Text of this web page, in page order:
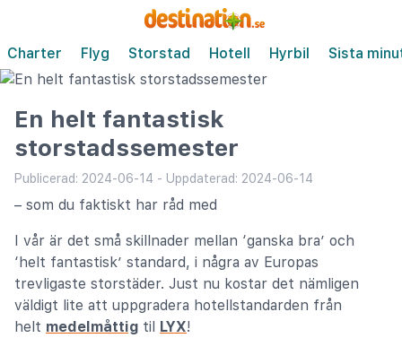
Charter Flyg Storstad Hotell Hyrbil Sista
En helt fantastisk
storstadssemester
Publicerad: 2024-06-14 - Uppdaterad: 2024-06-14
– som du faktiskt har råd med
I vår är det små skillnader mellan ‘ganska bra’ och
‘helt fantastisk’ standard, i några av Europas
trevligaste storstäder. Just nu kostar det nämligen
väldigt lite att uppgradera hotellstandarden från
helt medelmåttig til LYX!